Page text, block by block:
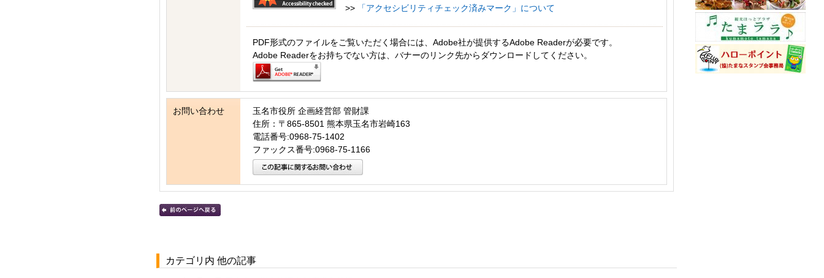
>>
「アクセシビリティチェック済みマーク」について
PDF形式のファイルをご覧いただく場合には、Adobe社が提供するAdobe Readerが必要です。
Adobe Readerをお持ちでない方は、バナーのリンク先からダウンロードしてください。
お問い合わせ
玉名市役所 企画経営部 管財課
住所：〒865-8501 熊本県玉名市岩崎163
電話番号:0968-75-1402
ファックス番号:0968-75-1166
カテゴリ内 他の記事